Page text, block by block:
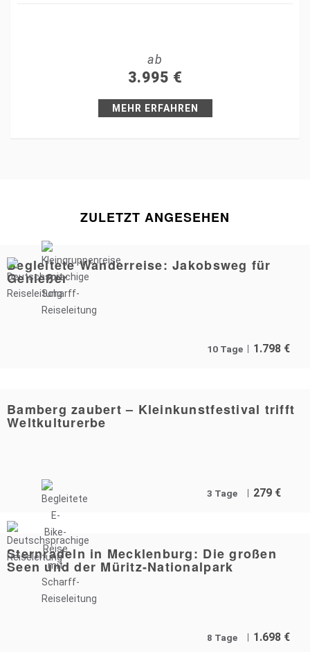
ab
3.995 €
MEHR ERFAHREN
ZULETZT ANGESEHEN
Begleitete Wanderreise: Jakobsweg für
Genießer
10 Tage 1.798 €
Bamberg zaubert – Kleinkunstfestival trifft
Weltkulturerbe
3 Tage 279 €
Sternradeln in Mecklenburg: Die großen
Seen und der Müritz-Nationalpark
8 Tage 1.698 €